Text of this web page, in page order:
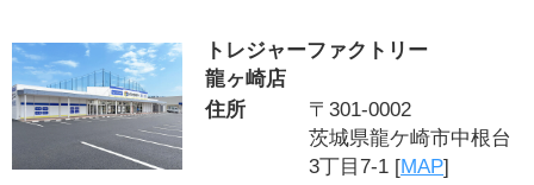
トレジャーファクトリー
龍ヶ崎店
住所
〒301-0002
茨城県龍ケ崎市中根台
3丁目7-1 [MAP]